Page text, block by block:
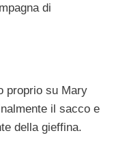
di
proprio su Mary
il sacco e
della gieffina.